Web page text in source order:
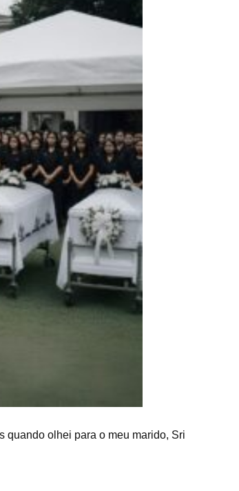
quando olhei para o meu marido, Sri